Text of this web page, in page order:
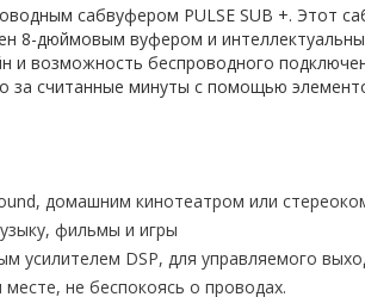
сабвуфером PULSE SUB +. Этот
8-дюймовым вуфером и
и возможность беспроводного
за считанные минуты с помощью
домашним кинотеатром или
фильмы и игры
усилителем DSP, для управляемого
не беспокоясь о проводах.